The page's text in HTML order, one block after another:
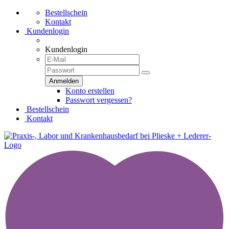
Bestellschein
Kontakt
Kundenlogin
Kundenlogin
Konto erstellen
Passwort vergessen?
Bestellschein
Kontakt